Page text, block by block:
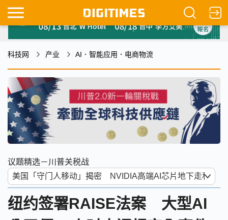
科技网 产业 AI．智能应用．电商物流
议题精选－川普关税战
纽约签署RAISE法案 大型AI